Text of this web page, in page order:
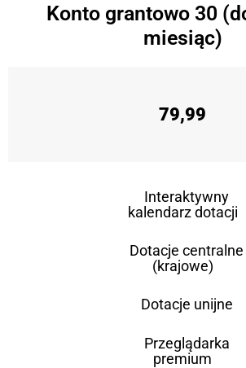
Konto grantowo 30
miesiąc)
79,99
Interaktywny
kalendarz dotacji
Dotacje centralne
(krajowe)
Dotacje unijne
Przeglądarka
premium